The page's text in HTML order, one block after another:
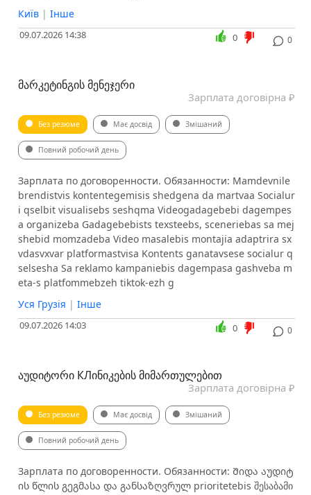
Київ | Інше
09.07.2026 14:38 0
0
ᲛᲐᲠᲙᲔᲢᲘᲜᲒᲘᲡ ᲛᲔᲜᲔᲯᲔᲠᲘ
Зарплата договірна ₽
Без резюме Має досвід Змішаний
Повний робочий день
Зарплата по договоренности. Обязанности: Mamdevnile
brendistvis kontentegemisis shedgena da martvaa Socialur
i qselbit visualisebs seshqma Videogadagebebi dagempes
a organizeba Gadagebebists texsteebs, sceneriebas sa mej
shebid momzadeba Video masalebis montajia adaptrira sx
vdasvxvar platformastvisa Kontents ganatavsese socialur q
selsesha Sa reklamo kampaniebis dagempasa gashveba m
eta-s platfommebzeh tiktok-ezh g
Уся Грузія | Інше
09.07.2026 14:03 0
0
ᲐᲣᲓᲘᲢᲝᲠᲘ КЛᲘᲜᲘᲙᲔᲑᲘᲡ ᲛᲘᲛᲐᲠᲗᲣᲚᲔᲑᲘᲗ
Зарплата договірна ₽
Без резюме Має досвід Змішаний
Повний робочий день
Зарплата по договоренности. Обязанности: Შიდა აუდიტ
ის წლის გეგმასა და განსაზღვრულ prioritetebis შესაბამი